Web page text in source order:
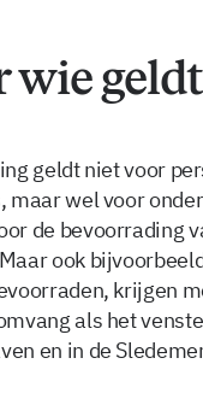
wie
geldt niet voor
maar wel voor
de bevoorrading
ook
krijgen
als het
en in de